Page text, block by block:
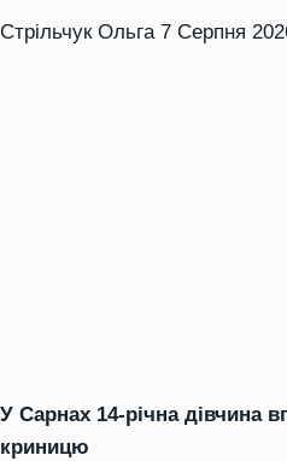
Стрільчук Ольга 7 Серпня
У Сарнах 14-річна дівчина
криницю